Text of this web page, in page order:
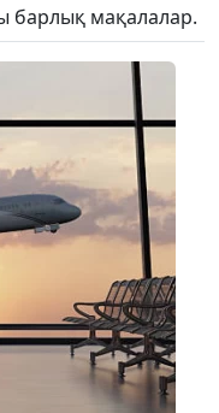
барлық мақалалар.